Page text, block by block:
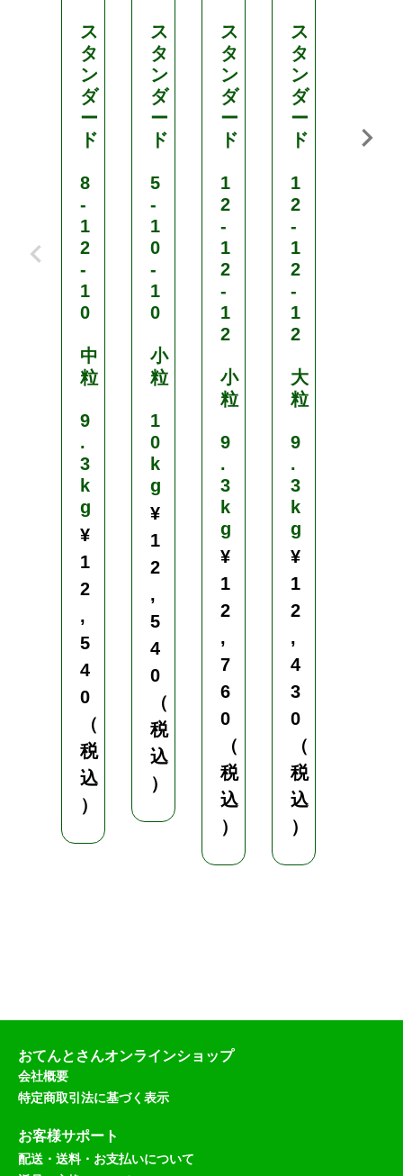
ス
タ
ン
ダ
ー
ド
8
-
1
2
-
1
0
中
粒
9
.
3
k
g
¥
1
2
,
5
4
0
（
税
込
）
ス
タ
ン
ダ
ー
ド
5
-
1
0
-
1
0
小
粒
1
0
k
g
¥
1
2
,
5
4
0
（
税
込
）
ス
タ
ン
ダ
ー
ド
1
2
-
1
2
-
1
2
小
粒
9
.
3
k
g
¥
1
2
,
7
6
0
（
税
込
）
ス
タ
ン
ダ
ー
ド
1
2
-
1
2
-
1
2
大
粒
9
.
3
k
g
¥
1
2
,
4
3
0
（
税
込
）
ド
おてんとさんオンラインショップ
会社概要
特定商取引法に基づく表示
お客様サポート
配送・送料・お支払いについて